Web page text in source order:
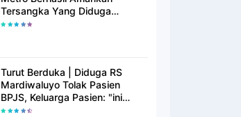
Tersangka Yang Diduga
Pengguna Narkotika
Turut Berduka | Diduga RS
Mardiwaluyo Tolak Pasien
BPJS, Keluarga Pasien: "ini
Yang Katanya Bukan Keadaan